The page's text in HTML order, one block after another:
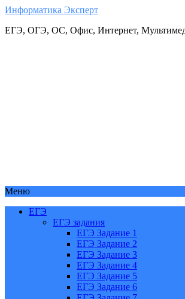
Информатика Эксперт
ЕГЭ, ОГЭ, ОС, Офис, Интернет,
Меню
ЕГЭ
ЕГЭ задания
ЕГЭ Задание 1
ЕГЭ Задание 2
ЕГЭ Задание 3
ЕГЭ Задание 4
ЕГЭ Задание 5
ЕГЭ Задание 6